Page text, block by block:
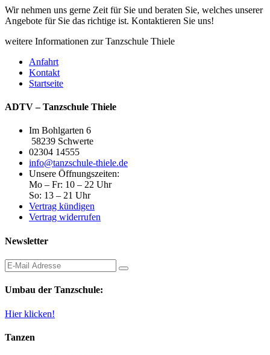
Wir nehmen uns gerne Zeit für Sie und beraten Sie, welches unserer
Angebote für Sie das richtige ist. Kontaktieren Sie uns!
weitere Informationen zurTanzschule Thiele
Anfahrt
Kontakt
Startseite
ADTV – Tanzschule Thiele
Im Bohlgarten 6
58239 Schwerte
02304 14555
info@tanzschule-thiele.de
Unsere Öffnungszeiten:
Mo – Fr: 10 – 22 Uhr
So: 13 – 21 Uhr
Vertrag kündigen
Vertrag widerrufen
Newsletter
Umbau der Tanzschule:
Hier klicken!
Tanzen